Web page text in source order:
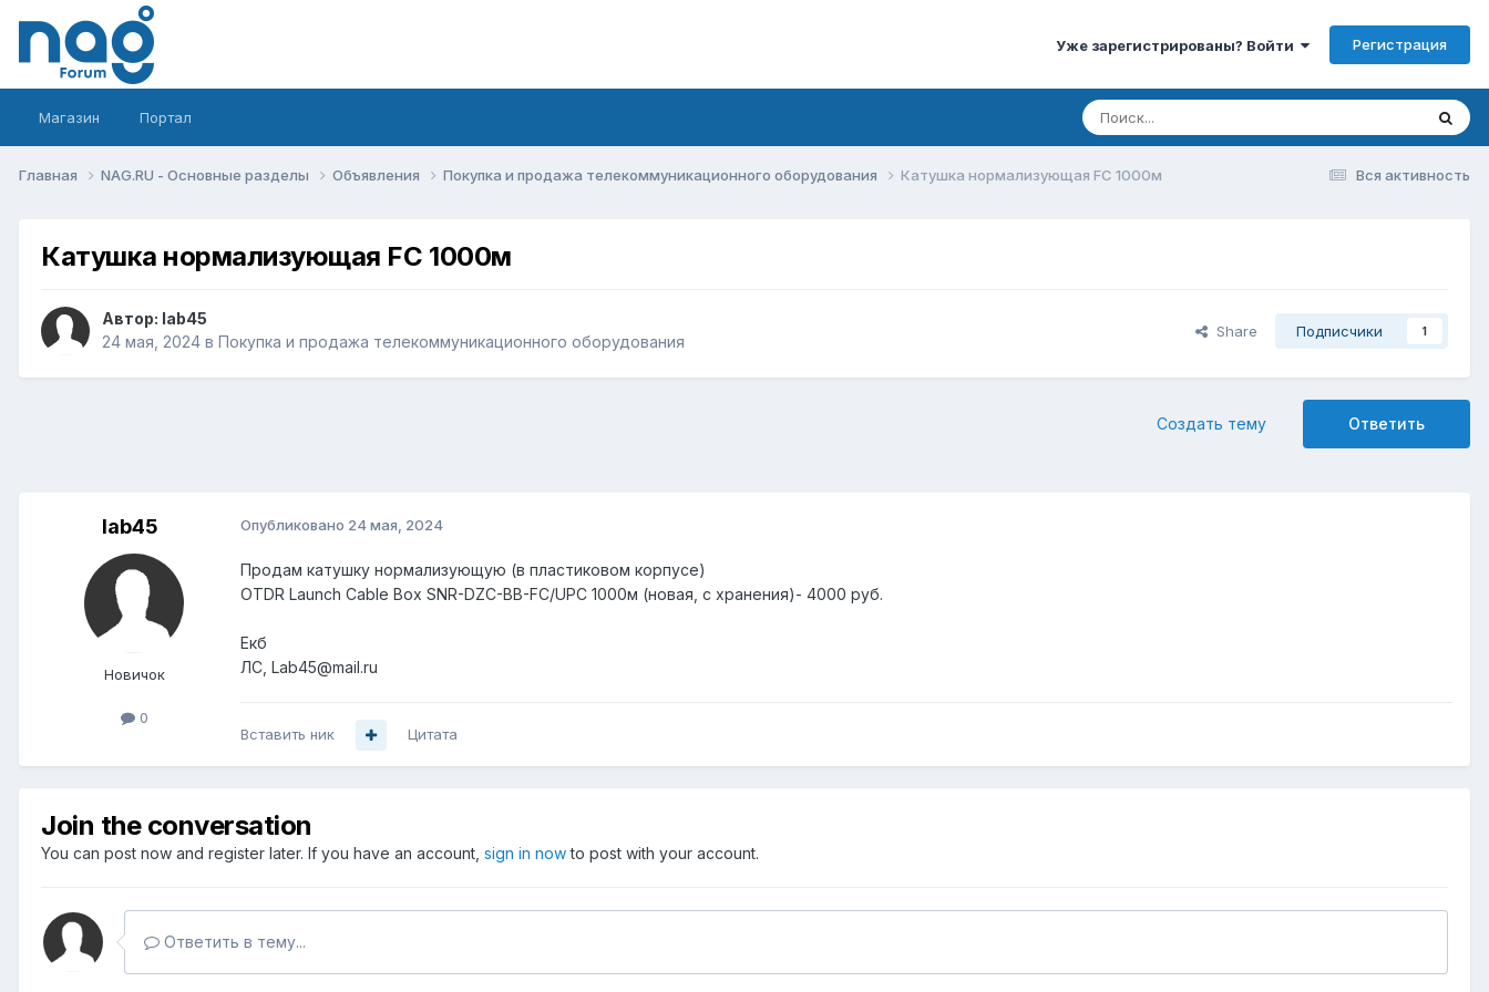
Уже зарегистрированы? Войти Регистрация
Магазин Портал
Вся активность
Главная NAG.RU - Основные разделы Объявления Покупка и продажа телекоммуникационного оборудования Катушка нормализующая FC 1000м
Катушка нормализующая FC 1000м
Автор: lab45
24 мая, 2024 в Покупка и продажа телекоммуникационного оборудования
Share Подписчики 1
Ответить
Создать тему
lab45
Новичок
0
Опубликовано 24 мая, 2024
Продам катушку нормализующую (в пластиковом корпусе)
OTDR Launch Cable Box SNR-DZC-BB-FC/UPC 1000м (новая, с хранения)- 4000 руб.
Екб
ЛС, Lab45@mail.ru
Вставить ник Цитата
Join the conversation
You can post now and register later. If you have an account, sign in nowto post with your account.
Ответить в тему...